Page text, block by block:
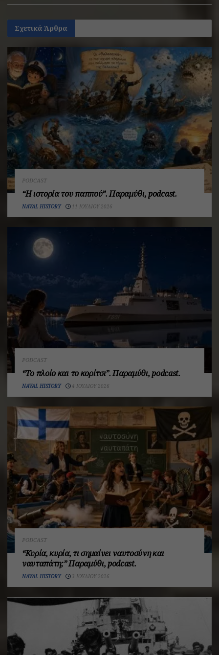
Σχετικά Άρθρα
PODCAST
“Η ιστορία του παππού”. Παραμύθι, podcast.
NAVAL HISTORY 11 ΙΟΥΛΊΟΥ 2026
PODCAST
“Το πλοίο και το κορίτσι”. Παραμύθι, podcast.
NAVAL HISTORY 4 ΙΟΥΛΊΟΥ 2026
PODCAST
“Κυρία, κυρία, τι σημαίνει ναυτοσύνη και
ναυταπάτη;” Παραμύθι, podcast.
NAVAL HISTORY 3 ΙΟΥΛΊΟΥ 2026